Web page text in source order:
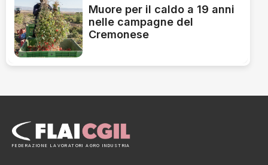
Muore per il caldo a 19 anni
nelle campagne del
Cremonese
FEDERAZIONE LAVORATORI AGRO INDUSTRIA